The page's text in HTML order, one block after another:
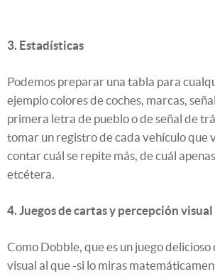
3. Estadísticas
Podemos preparar una tabla para
ejemplo colores de coches, marcas,
primera letra de pueblo o de señal de
tomar un registro de cada vehículo que
contar cuál se repite más, de cuál
etcétera.
4. Juegos de cartas y percepción visual
Como Dobble, que es un juego
visual al que -si lo miras